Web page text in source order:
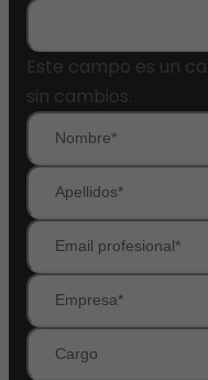
Este campo es un
sin cambios.